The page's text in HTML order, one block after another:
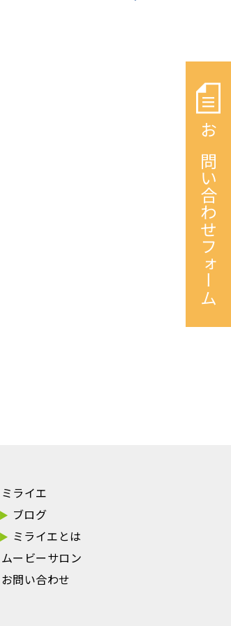
ミライエ
ブログ
ミライエとは
ムービーサロン
お問い合わせ
お問い合わせフォーム